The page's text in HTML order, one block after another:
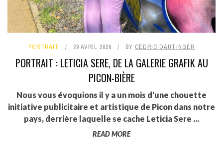
PORTRAIT 29 AVRIL 2026 BY CÉDRIC DAUTINGER
PORTRAIT : LETICIA SERE, DE LA GALERIE GRAFIK AU
PICON-BIÈRE
Nous vous évoquions il y a un mois d'une chouette
initiative publicitaire et artistique de Picon dans notre
pays, derrière laquelle se cache Leticia Sere ...
READ MORE